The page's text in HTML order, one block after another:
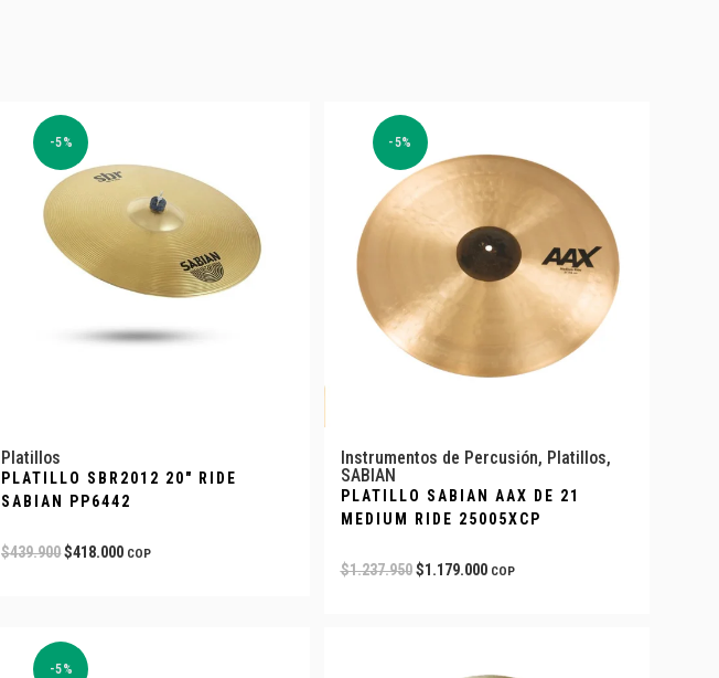
-5%
Platillos
PLATILLO SBR2012 20″ RIDE
SABIAN PP6442
$439.900$418.000 COP
-5%
Instrumentos de Percusión, Platillos,
SABIAN
PLATILLO SABIAN AAX DE 21
MEDIUM RIDE 25005XCP
$1.237.950 $1.179.000 COP
-5%